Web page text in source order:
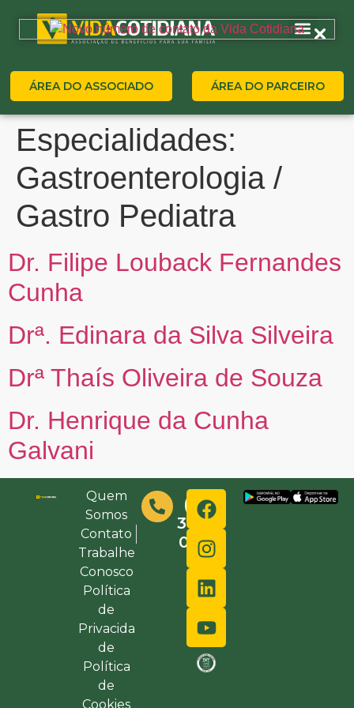
ÁREA DO ASSOCIADO ÁREA DO PARCEIRO
Especialidades:
Gastroenterologia /
Gastro Pediatra
Dr. Filipe Louback Fernandes
Cunha
Drª. Edinara da Silva Silveira
Drª Thaís Oliveira de Souza
Dr. Henrique da Cunha
Galvani
Quem
Somos
Contato
Trabalhe
Conosco
Política
de
Privacida
de
Política
de
Cookies
(48)
3632-
0000